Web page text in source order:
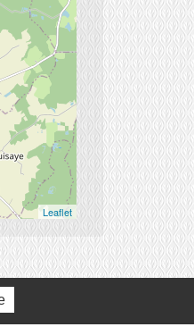
Leaflet